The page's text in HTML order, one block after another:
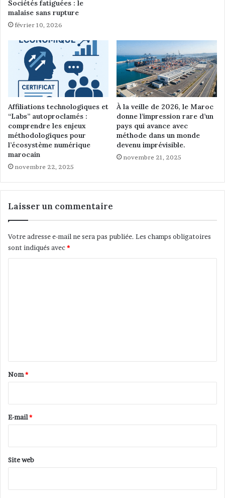
e
s
a
v
a
t
Sociétés fatiguées : le
malaise sans rupture
février 10, 2026
Affiliations technologiques et
“Labs” autoproclamés :
comprendre les enjeux
méthodologiques pour
l’écosystème numérique
marocain
novembre 22, 2025
À la veille de 2026, le Maroc
donne l’impression rare d’un
pays qui avance avec
méthode dans un monde
devenu imprévisible.
novembre 21, 2025
Laisser un commentaire
Votre adresse e-mail ne sera pas publiée. Les champs obligatoires
sont indiqués avec*
a
e
Nom*
E-mail*
Site web